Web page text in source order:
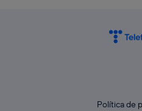
Política de